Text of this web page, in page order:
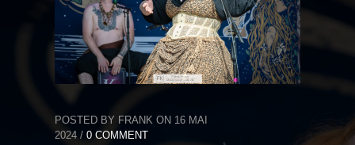
POSTED BY FRANK ON 16 MAI
2024 / 0 COMMENT